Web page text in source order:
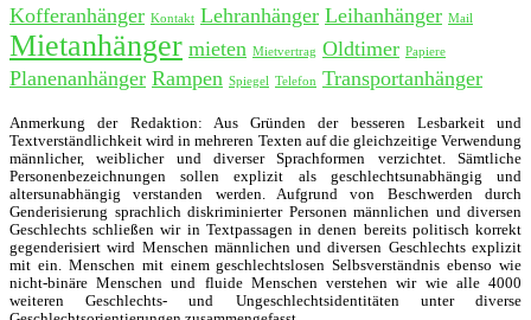
Kofferanhänger Kontakt Lehranhänger Leihanhänger Mail
Mietanhänger mieten Mietvertrag Oldtimer Papiere
Planenanhänger Rampen Spiegel Telefon Transportanhänger
Anmerkung der Redaktion: Aus Gründen der besseren Lesbarkeit und
Textverständlichkeit wird in mehreren Texten auf die gleichzeitige Verwendung
männlicher, weiblicher und diverser Sprachformen verzichtet. Sämtliche
Personenbezeichnungen sollen explizit als geschlechtsunabhängig und
altersunabhängig verstanden werden. Aufgrund von Beschwerden durch
Genderisierung sprachlich diskriminierter Personen männlichen und diversen
Geschlechts schließen wir in Textpassagen in denen bereits politisch korrekt
gegenderisiert wird Menschen männlichen und diversen Geschlechts explizit
mit ein. Menschen mit einem geschlechtslosen Selbsverständnis ebenso wie
nicht-binäre Menschen und fluide Menschen verstehen wir wie alle 4000
weiteren Geschlechts- und Ungeschlechtsidentitäten unter diverse